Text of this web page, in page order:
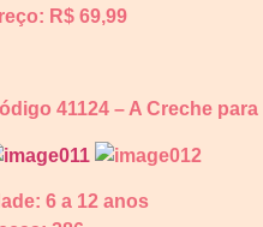
R$ 69,99
41124 – A Creche
6 a 12 anos